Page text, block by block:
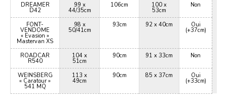
DREAMER
D42
99 x
44/35cm
106cm 100 x
53cm
Non
FONT-
VENDOME
« Evasion »
Mastervan XS
98 x
50/41cm
93cm 92 x 40cm Oui
(+37cm)
ROADCAR
R540
104 x
51cm
90cm 91 x 33cm Non
WEINSBERG
« Caratour »
541 MQ
113 x
49cm
90cm 85 x 37cm Oui
(+33cm)